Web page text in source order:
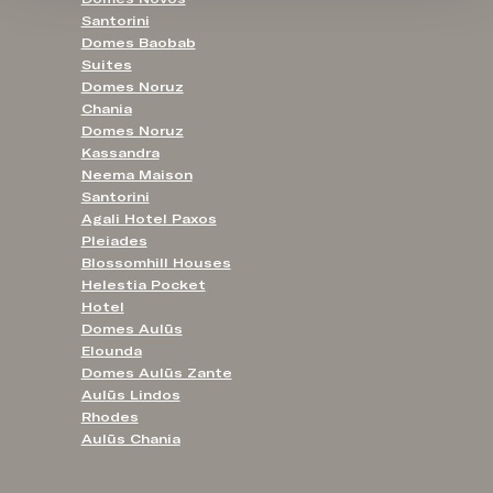
Santorini
Domes Baobab
Suites
Domes Noruz
Chania
Domes Noruz
Kassandra
Neema Maison
Santorini
Agali Hotel Paxos
Pleiades
Blossomhill Houses
Helestia Pocket
Hotel
Domes Aulūs
Elounda
Domes Aulūs Zante
Aulūs Lindos
Rhodes
Aulūs Chania